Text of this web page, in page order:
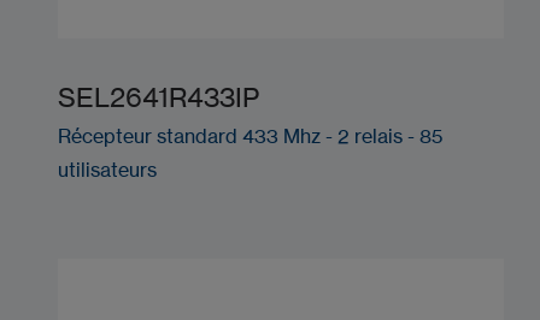
SEL2641R433IP
Récepteur standard 433 Mhz - 2 relais - 85
utilisateurs